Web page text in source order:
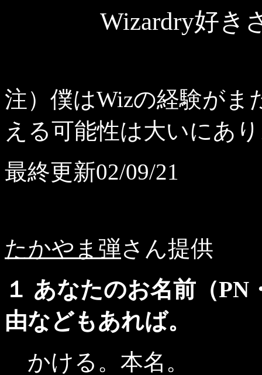
Wizardry好き
注）僕はWizの経験がま
える可能性は大いにあ
最終更新02/09/21
たかやま弾さん提供
１ あなたのお名前（
由などもあれば。
かける。本名。